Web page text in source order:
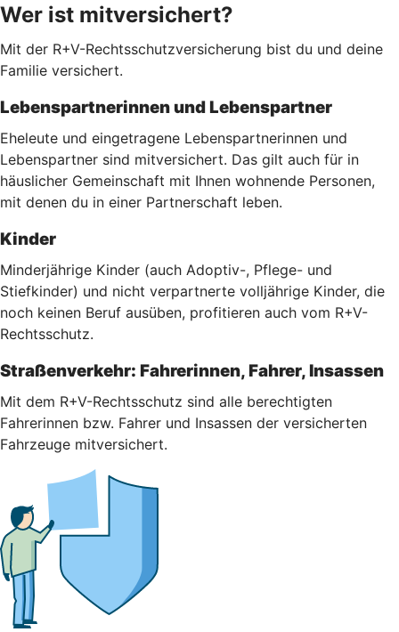
Wer ist mitversichert?
Mit der R+V-Rechtsschutzversicherung bist du und deine
Familie versichert.
Lebenspartnerinnen und Lebenspartner
Eheleute und eingetragene Lebenspartnerinnen und
Lebenspartner sind mitversichert. Das gilt auch für in
häuslicher Gemeinschaft mit Ihnen wohnende Personen,
mit denen du in einer Partnerschaft leben.
Kinder
Minderjährige Kinder (auch Adoptiv-, Pflege- und
Stiefkinder) und nicht verpartnerte volljährige Kinder, die
noch keinen Beruf ausüben, profitieren auch vom R+V-
Rechtsschutz.
Straßenverkehr: Fahrerinnen, Fahrer, Insassen
Mit dem R+V-Rechtsschutz sind alle berechtigten
Fahrerinnen bzw. Fahrer und Insassen der versicherten
Fahrzeuge mitversichert.